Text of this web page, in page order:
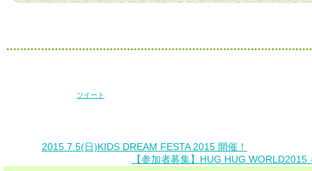
ツイート
2015.7.5(日)KIDS DREAM FESTA 2015 開催！
【参加者募集】HUG HUG